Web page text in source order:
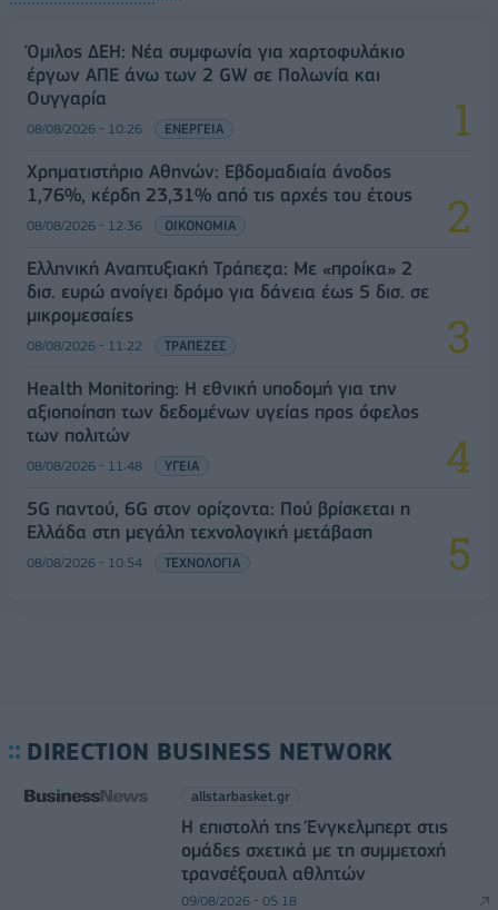
Όμιλος ΔΕΗ: Νέα συμφωνία για χαρτοφυλάκιο
έργων ΑΠΕ άνω των 2 GW σε Πολωνία και
Ουγγαρία
08/08/2026 - 10:26 ΕΝΕΡΓΕΙΑ
Χρηματιστήριο Αθηνών: Εβδομαδιαία άνοδος
1,76%, κέρδη 23,31% από τις αρχές του έτους
08/08/2026 - 12:36 ΟΙΚΟΝΟΜΙΑ
Ελληνική Αναπτυξιακή Τράπεζα: Με «προίκα» 2
δισ. ευρώ ανοίγει δρόμο για δάνεια έως 5 δισ. σε
μικρομεσαίες
08/08/2026 - 11:22 ΤΡΑΠΕΖΕΣ
Health Monitoring: Η εθνική υποδομή για την
αξιοποίηση των δεδομένων υγείας προς όφελος
των πολιτών
08/08/2026 - 11:48 ΥΓΕΙΑ
5G παντού, 6G στον ορίζοντα: Πού βρίσκεται η
Ελλάδα στη μεγάλη τεχνολογική μετάβαση
08/08/2026 - 10:54 ΤΕΧΝΟΛΟΓΙΑ
DIRECTION BUSINESS NETWORK
allstarbasket.gr
Η επιστολή της Ένγκελμπερτ στις
ομάδες σχετικά με τη συμμετοχή
τρανσέξουαλ αθλητών
09/08/2026 - 05:18